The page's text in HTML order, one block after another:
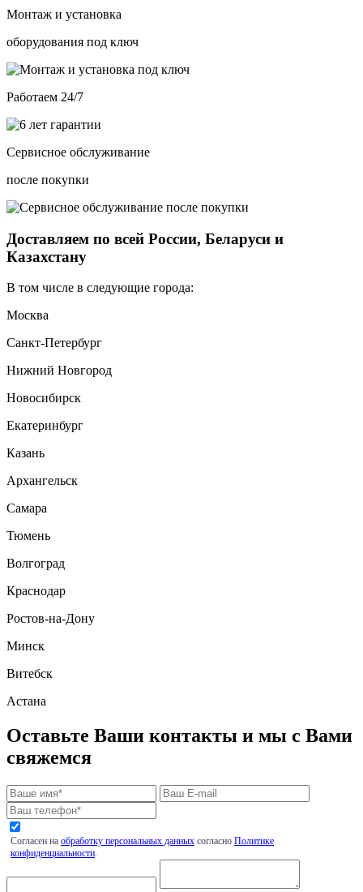
Монтаж и установка
оборудования под ключ
Работаем 24/7
Сервисное обслуживание
после покупки
Доставляем по всей России, Беларуси и
Казахстану
В том числе в следующие города:
Москва
Санкт-Петербург
Нижний Новгород
Новосибирск
Екатеринбург
Казань
Архангельск
Самара
Тюмень
Волгоград
Краснодар
Ростов-на-Дону
Минск
Витебск
Астана
Оставьте Ваши контакты и мы с Вами
свяжемся
Согласен на обработку персональных данных согласно Политике
конфиденциальности.